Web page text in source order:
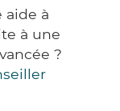
aide à
à une
?